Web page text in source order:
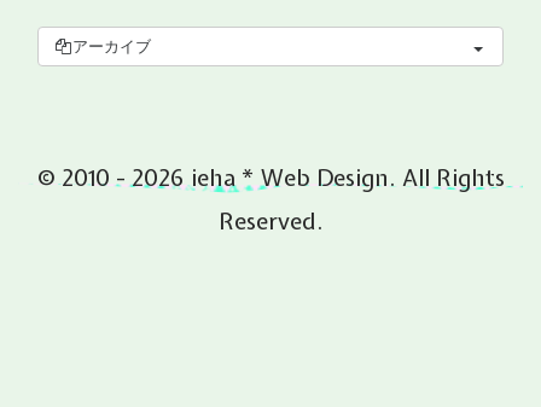
アーカイブ
© 2010 - 2026 ieha * Web Design. All Rights
Reserved.